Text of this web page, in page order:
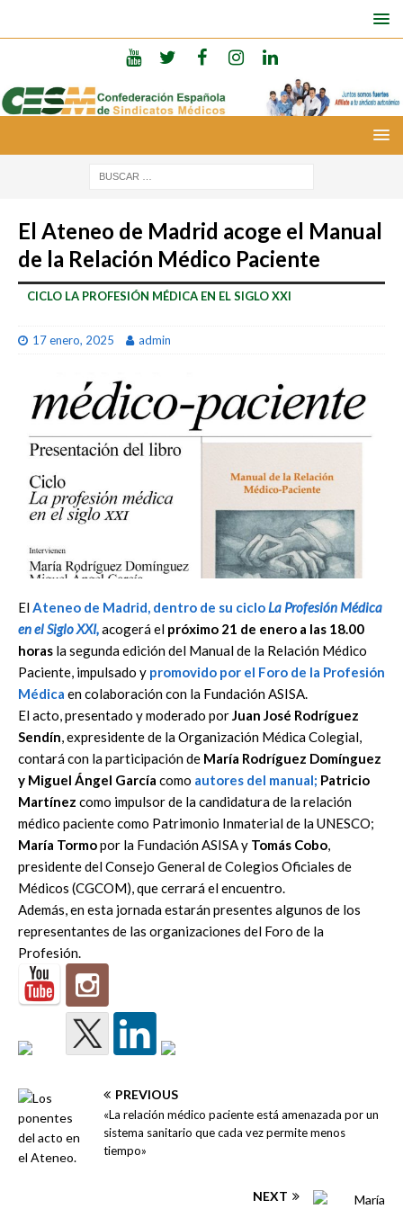
El Ateneo de Madrid acoge el Manual
de la Relación Médico Paciente
CICLO LA PROFESIÓN MÉDICA EN EL SIGLO XXI
17 enero, 2025 admin
ElAteneo de Madrid, dentro de su cicloLa Profesión Médica
en el Siglo XXI,acogerá el próximo 21 de enero a las 18.00
horas la segunda edición del Manual de la Relación Médico
Paciente, impulsado y promovido por el Foro de la Profesión
Médica en colaboración con la Fundación ASISA.
El acto, presentado y moderado porJuan José Rodríguez
Sendín, expresidente de la Organización Médica Colegial,
contará con la participación de María Rodríguez Domínguez
y Miguel Ángel García como autores del manual; Patricio
Martínez como impulsor de la candidatura de la relación
médico paciente como Patrimonio Inmaterial de la UNESCO;
María Tormopor la Fundación ASISA y Tomás Cobo,
presidente del Consejo General de Colegios Oficiales de
Médicos (CGCOM), que cerrará el encuentro.
Además, en esta jornada estarán presentes algunos de los
representantes de las organizaciones del Foro de la
Profesión.
PREVIOUS
«La relación médico paciente está amenazada por un
sistema sanitario que cada vez permite menos
tiempo»
NEXT